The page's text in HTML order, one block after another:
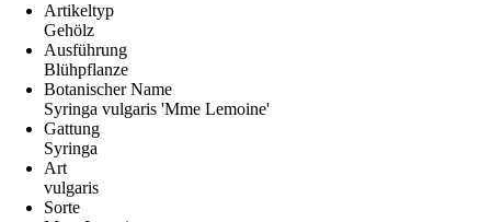
Artikeltyp
Gehölz
Ausführung
Blühpflanze
Botanischer Name
Syringa vulgaris 'Mme Lemoine'
Gattung
Syringa
Art
vulgaris
Sorte